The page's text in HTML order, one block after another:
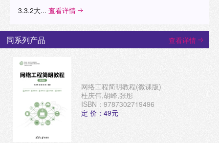
3.3.2大... 查看详情
同系列产品 查看详情
网络工程简明教程(微课版)
杜庆伟,胡峰,张彤
ISBN：9787302719496
定 价：49元